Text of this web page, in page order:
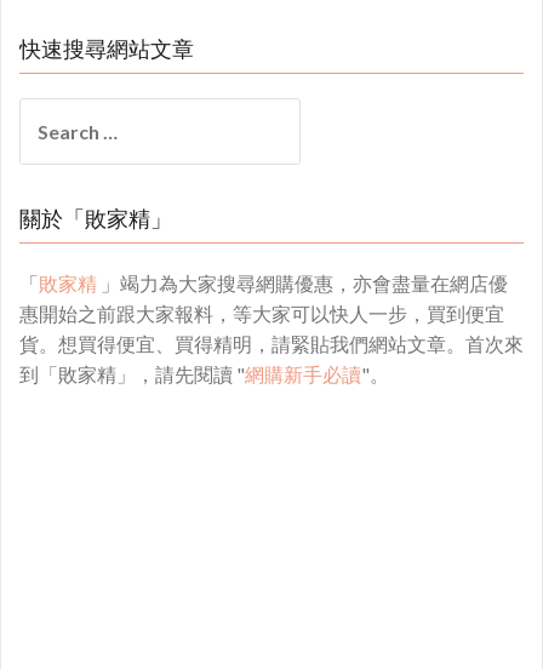
快速搜尋網站文章
for:
關於「敗家精」
「敗家精 」竭力為大家搜尋網購優惠，亦會盡量在網店優
惠開始之前跟大家報料，等大家可以快人一步，買到便宜
貨。想買得便宜、買得精明，請緊貼我們網站文章。首次來
到「敗家精」，請先閱讀 "網購新手必讀"。